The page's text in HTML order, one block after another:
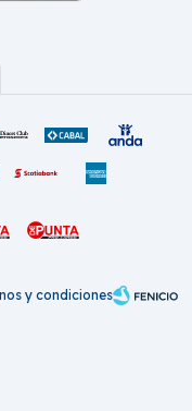
y condiciones